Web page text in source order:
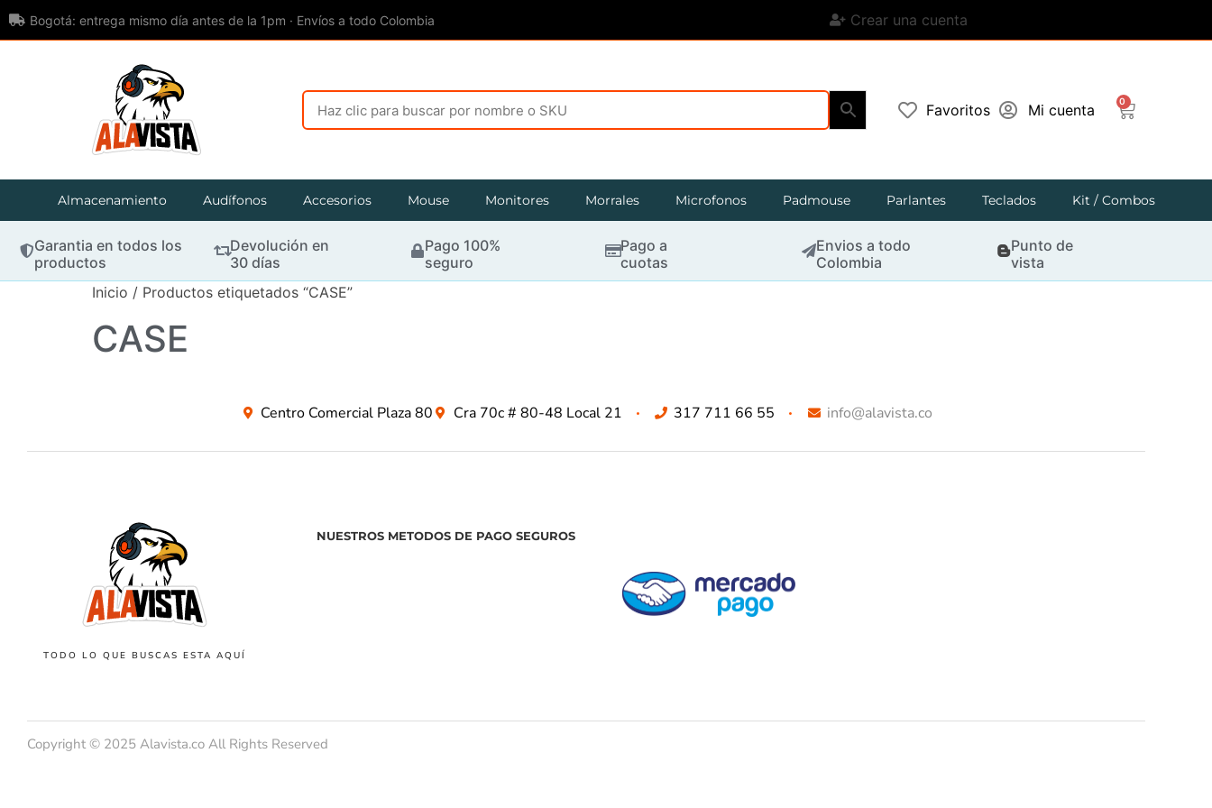
Bogotá: entrega mismo día antes de la 1pm · Envíos a todo Colombia Crear una cuenta
Favoritos Mi cuenta
0
Almacenamiento Audífonos Accesorios Mouse Monitores Morrales Microfonos Padmouse Parlantes Teclados Kit / Combos
Garantia en todos los
productos
Devolución en
30 días
Pago 100%
seguro
Pago a
cuotas
Envios a todo
Colombia
Punto de
vista
Inicio / Productos etiquetados “CASE”
CASE
Centro Comercial Plaza 80 Cra 70c # 80-48 Local 21 317 711 66 55 info@alavista.co
TODO LO QUE BUSCAS ESTA AQUÍ
NUESTROS METODOS DE PAGO SEGUROS
Copyright © 2025 Alavista.co All Rights Reserved